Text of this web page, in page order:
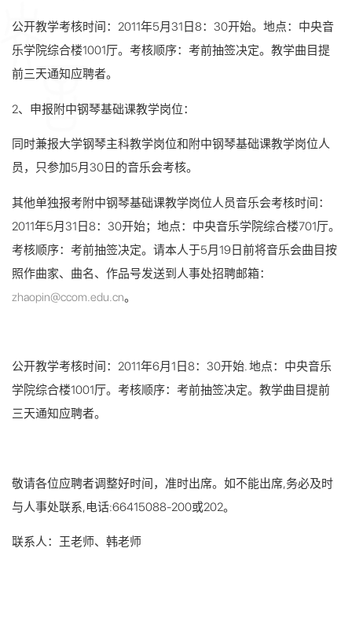
公开教学考核时间：2011年5月31日8：30开始。地点：中央音
乐学院综合楼1001厅。考核顺序：考前抽签决定。教学曲目提
前三天通知应聘者。
2、申报附中钢琴基础课教学岗位：
同时兼报大学钢琴主科教学岗位和附中钢琴基础课教学岗位人
员，只参加5月30日的音乐会考核。
其他单独报考附中钢琴基础课教学岗位人员音乐会考核时间：
2011年5月31日8：30开始；地点：中央音乐学院综合楼701厅。
考核顺序：考前抽签决定。请本人于5月19日前将音乐会曲目按
照作曲家、曲名、作品号发送到人事处招聘邮箱：
zhaopin@ccom.edu.cn。
公开教学考核时间：2011年6月1日8：30开始. 地点：中央音乐
学院综合楼1001厅。考核顺序：考前抽签决定。教学曲目提前
三天通知应聘者。
敬请各位应聘者调整好时间，准时出席。如不能出席,务必及时
与人事处联系,电话:66415088-200或202。
联系人：王老师、韩老师